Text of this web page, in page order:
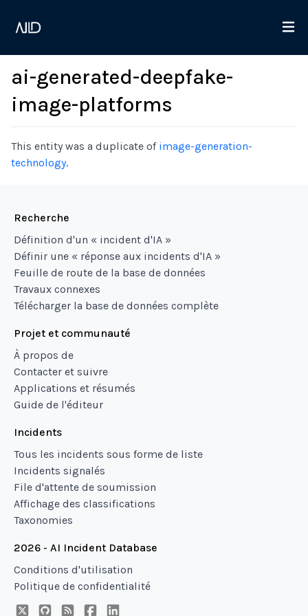
ai-generated-deepfake-
image-platforms
This entity was a duplicate of image-generation-
technology.
Recherche
Définition d'un « incident d'IA »
Définir une « réponse aux incidents d'IA »
Feuille de route de la base de données
Travaux connexes
Télécharger la base de données complète
Projet et communauté
À propos de
Contacter et suivre
Applications et résumés
Guide de l'éditeur
Incidents
Tous les incidents sous forme de liste
Incidents signalés
File d'attente de soumission
Affichage des classifications
Taxonomies
2026 - AI Incident Database
Conditions d'utilisation
Politique de confidentialité